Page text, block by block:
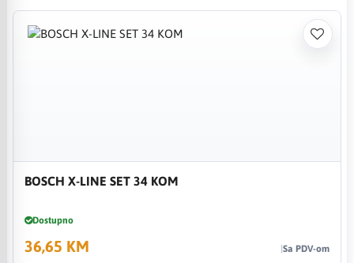
BOSCH X-LINE SET 34 KOM
Dostupno
36,65 KM Sa PDV-om